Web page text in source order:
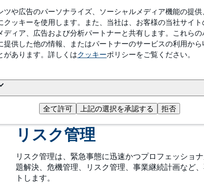
ツや広告のパーソナライズ、ソーシャルメディア機能の提
クッキーを使用します。また、当社は、お客様の当社サイ
ディア、広告および分析パートナーと共有します。これら
提供した他の情報、またはパートナーのサービスの利用か
があります。詳しくはクッキーポリシーをご覧ください。
全て許可 上記の選択を承認する 拒否
モニタリングと管理
トラウニュートリションの一環した詳細かつ包括的
に至るまで、望ましくない物質を特定するものです
テム、および外部への通知手順が、トラウニュート
客や当局へのタイムリーな情報伝達が鍵となり、
リスク管理
リスク管理は、緊急事態に迅速かつプロフェッショ
題解決、危機管理、リスク管理、事業継続計画など
トします。